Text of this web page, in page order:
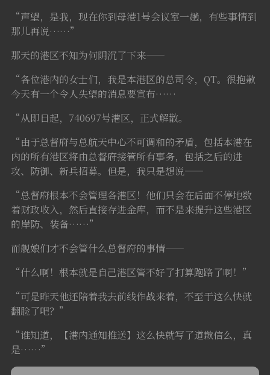
“声望，是我，现在你到母港1号会议室一趟，有些事情到
那儿再说……”
那天的港区不知为何阴沉了下来——
“各位港内的女士们，我是本港区的总司令，QT。很抱歉
今天有一个令人失望的消息要宣布……
“从即日起，740697号港区，正式解散。
“由于总督府与总航天中心不可调和的矛盾，包括本港在
内的所有港区将由总督府接管所有事务，包括之后的进
攻、防御、新兵招募。但是，我只是想说——
“总督府根本不会管理各港区！他们只会在后面不停地数
着财政收入，然后直接存进金库，而不是来提升这些港区
的岸防、装备……”
而舰娘们才不会管什么总督府的事情——
“什么啊！根本就是自己港区管不好了打算跑路了啊！”
“可是昨天他还陪着我去前线作战来着，不至于这么快就
翻脸了吧？”
“谁知道，【港内通知推送】这么快就写了道歉信么，真
是……”